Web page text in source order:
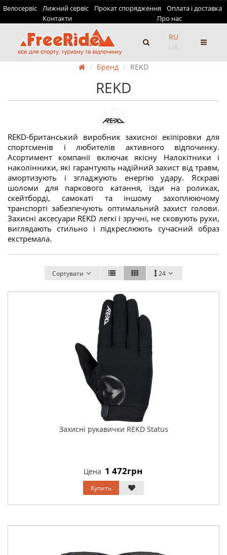
Велосервіс Лижний сервіс Прокат спорядження
Оплата і доставка
Контакти
Про нас
RU
UA
Бренд REKD
REKD
REKD-британський виробник захисної екіпіровки для
спортсменів і любителів активного відпочинку.
Асортимент компанії включає якісну Налокітники і
наколінники, які гарантують надійний захист від травм,
амортизують і згладжують енергію удару. Яскраві
шоломи для паркового катання, їзди на роликах,
скейтборді, самокаті та іншому захоплюючому
транспорті забезпечують оптимальний захист голови.
Захисні аксесуари REKD легкі і зручні, не сковують рухи,
виглядають стильно і підкреслюють сучасний образ
екстремала.
Сортувати 24
Захисні рукавички REKD Status
Цена 1 472грн
Купить